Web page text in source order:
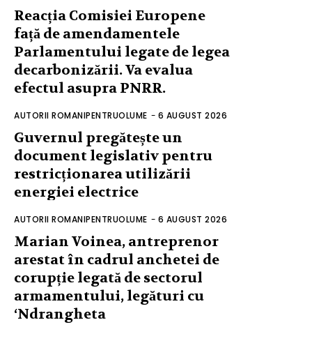
Reacția Comisiei Europene
față de amendamentele
Parlamentului legate de legea
decarbonizării. Va evalua
efectul asupra PNRR.
AUTORII ROMANIPENTRUOLUME - 6 AUGUST 2026
Guvernul pregătește un
document legislativ pentru
restricționarea utilizării
energiei electrice
AUTORII ROMANIPENTRUOLUME - 6 AUGUST 2026
Marian Voinea, antreprenor
arestat în cadrul anchetei de
corupție legată de sectorul
armamentului, legături cu
‘Ndrangheta